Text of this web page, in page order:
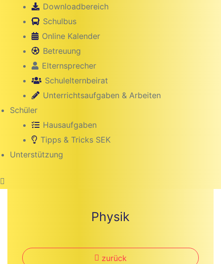
Downloadbereich
Schulbus
Online Kalender
Betreuung
Elternsprecher
Schulelternbeirat
Unterrichtsaufgaben & Arbeiten
Schüler
Hausaufgaben
Tipps & Tricks SEK
Unterstützung
Physik
zurück